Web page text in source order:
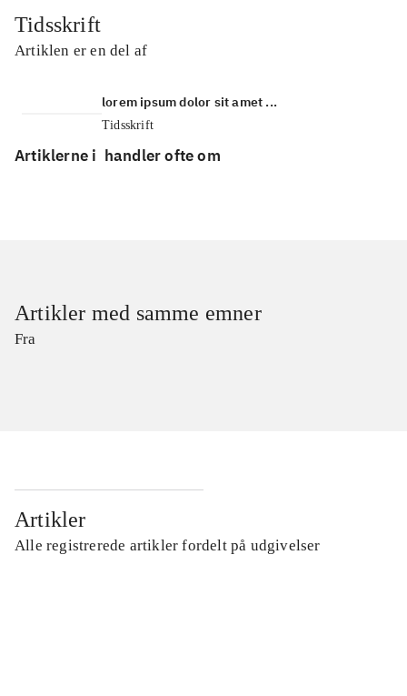
Tidsskrift
Artiklen er en del af
lorem ipsum dolor sit amet ...
Tidsskrift
Artiklerne i handler ofte om
Artikler med samme emner
Fra
Artikler
Alle registrerede artikler fordelt på udgivelser